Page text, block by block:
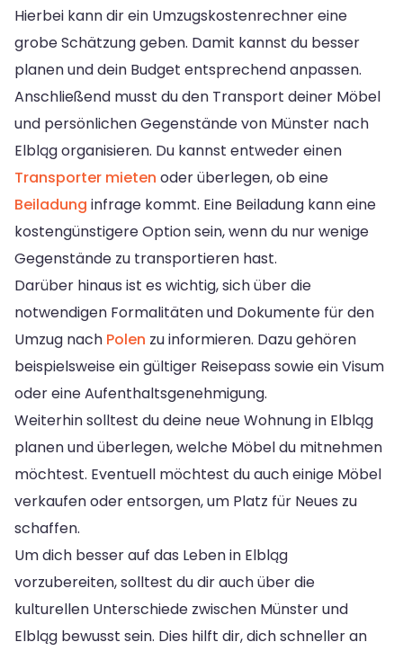
Hierbei kann dir ein Umzugskostenrechner eine
grobe Schätzung geben. Damit kannst du besser
planen und dein Budget entsprechend anpassen.
Anschließend musst du den Transport deiner Möbel
und persönlichen Gegenstände von Münster nach
Elbląg organisieren. Du kannst entweder einen
Transporter mieten oder überlegen, ob eine
Beiladung infrage kommt. Eine Beiladung kann eine
kostengünstigere Option sein, wenn du nur wenige
Gegenstände zu transportieren hast.
Darüber hinaus ist es wichtig, sich über die
notwendigen Formalitäten und Dokumente für den
Umzug nach Polen zu informieren. Dazu gehören
beispielsweise ein gültiger Reisepass sowie ein Visum
oder eine Aufenthaltsgenehmigung.
Weiterhin solltest du deine neue Wohnung in Elbląg
planen und überlegen, welche Möbel du mitnehmen
möchtest. Eventuell möchtest du auch einige Möbel
verkaufen oder entsorgen, um Platz für Neues zu
schaffen.
Um dich besser auf das Leben in Elbląg
vorzubereiten, solltest du dir auch über die
kulturellen Unterschiede zwischen Münster und
Elbląg bewusst sein. Dies hilft dir, dich schneller an